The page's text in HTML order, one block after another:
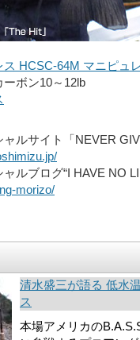
ス HCSC-64M マニピュ
ボン10～12lb
ルサイト「NEVER
ルブログ“I HAVE NO
morizo/
清水盛三が語る 低水
ス
本場アメリカの